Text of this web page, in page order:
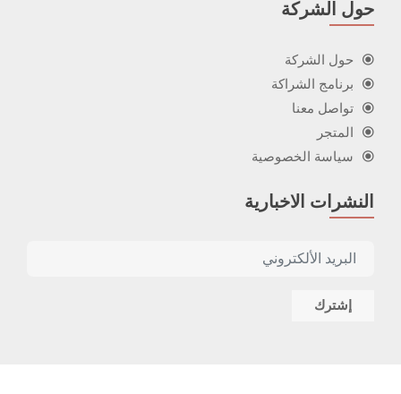
حول الشركة
حول الشركة
برنامج الشراكة
تواصل معنا
المتجر
سياسة الخصوصية
النشرات الاخبارية
إشترك